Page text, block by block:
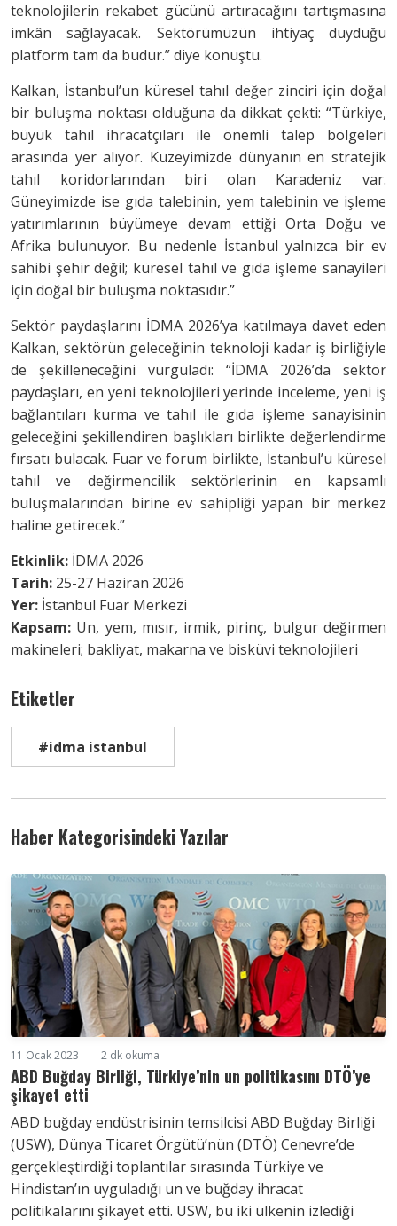
teknolojilerin rekabet gücünü artıracağını tartışmasına
imkân sağlayacak. Sektörümüzün ihtiyaç duyduğu
platform tam da budur.” diye konuştu.
Kalkan, İstanbul’un küresel tahıl değer zinciri için doğal
bir buluşma noktası olduğuna da dikkat çekti: “Türkiye,
büyük tahıl ihracatçıları ile önemli talep bölgeleri
arasında yer alıyor. Kuzeyimizde dünyanın en stratejik
tahıl koridorlarından biri olan Karadeniz var.
Güneyimizde ise gıda talebinin, yem talebinin ve işleme
yatırımlarının büyümeye devam ettiği Orta Doğu ve
Afrika bulunuyor. Bu nedenle İstanbul yalnızca bir ev
sahibi şehir değil; küresel tahıl ve gıda işleme sanayileri
için doğal bir buluşma noktasıdır.”
Sektör paydaşlarını İDMA 2026’ya katılmaya davet eden
Kalkan, sektörün geleceğinin teknoloji kadar iş birliğiyle
de şekilleneceğini vurguladı: “İDMA 2026’da sektör
paydaşları, en yeni teknolojileri yerinde inceleme, yeni iş
bağlantıları kurma ve tahıl ile gıda işleme sanayisinin
geleceğini şekillendiren başlıkları birlikte değerlendirme
fırsatı bulacak. Fuar ve forum birlikte, İstanbul’u küresel
tahıl ve değirmencilik sektörlerinin en kapsamlı
buluşmalarından birine ev sahipliği yapan bir merkez
haline getirecek.”
Etkinlik: İDMA 2026
Tarih: 25-27 Haziran 2026
Yer: İstanbul Fuar Merkezi
Kapsam: Un, yem, mısır, irmik, pirinç, bulgur değirmen
makineleri; bakliyat, makarna ve bisküvi teknolojileri
Etiketler
#idma istanbul
Haber Kategorisindeki Yazılar
11 Ocak 2023 2 dk okuma
ABD Buğday Birliği, Türkiye’nin un politikasını DTÖ’ye
şikayet etti
ABD buğday endüstrisinin temsilcisi ABD Buğday Birliği
(USW), Dünya Ticaret Örgütü’nün (DTÖ) Cenevre’de
gerçekleştirdiği toplantılar sırasında Türkiye ve
Hindistan’ın uyguladığı un ve buğday ihracat
politikalarını şikayet etti. USW, bu iki ülkenin izlediği